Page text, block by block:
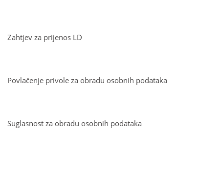
Zahtjev za prijenos LD
Povlačenje privole za obradu osobnih podataka
Suglasnost za obradu osobnih podataka